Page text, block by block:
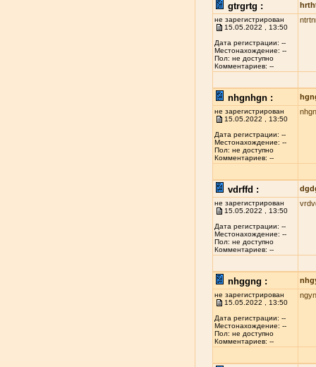
gtrgrtg :
не зарегистрирован
15.05.2022 , 13:50
Дата регистрации: --
Местонахождение: --
Пол: не доступно
Комментариев: --
nhgnhgn :
не зарегистрирован
15.05.2022 , 13:50
Дата регистрации: --
Местонахождение: --
Пол: не доступно
Комментариев: --
vdrffd :
не зарегистрирован
15.05.2022 , 13:50
Дата регистрации: --
Местонахождение: --
Пол: не доступно
Комментариев: --
nhggng :
не зарегистрирован
15.05.2022 , 13:50
Дата регистрации: --
Местонахождение: --
Пол: не доступно
Комментариев: --